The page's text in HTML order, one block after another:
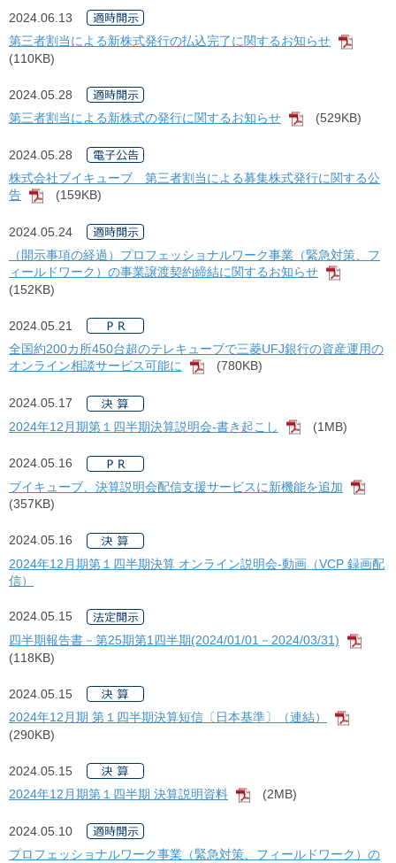
2024.06.13
第三者割当による新株式発行の払込完了に関するお知らせ
(110KB)
2024.05.28
第三者割当による新株式の発行に関するお知らせ
[PDF]
(529KB)
2024.05.28
株式会社ブイキューブ 第三者割当による募集株式発行に関する公
告
[PDF]
(159KB)
2024.05.24
（開示事項の経過）プロフェッショナルワーク事業（緊急対策、フ
ィールドワーク）の事業譲渡契約締結に関するお知らせ
(152KB)
2024.05.21
全国約200カ所450台超のテレキューブで三菱UFJ銀行の資産運用の
オンライン相談サービス可能に
[PDF]
(780KB)
2024.05.17
2024年12月期第１四半期決算説明会-書き起こし
[PDF]
(1MB)
2024.05.16
ブイキューブ、決算説明会配信支援サービスに新機能を追加
(357KB)
2024.05.16
2024年12月期第１四半期決算 オンライン説明会-動画（VCP 録画配
信）
2024.05.15
四半期報告書－第25期第1四半期(2024/01/01－2024/03/31)
(118KB)
2024.05.15
2024年12月期 第１四半期決算短信〔日本基準〕（連結）
(290KB)
2024.05.15
2024年12月期第１四半期 決算説明資料
[PDF]
(2MB)
2024.05.10
プロフェッショナルワーク事業（緊急対策、フィールドワーク）の